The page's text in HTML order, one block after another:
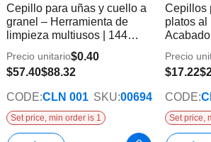
Info la
de
deseos
Cepillo para uñas y cuello a
granel – Herramienta de
limpieza multiusos | 144
$57.40$88.32
Precio unitario$0.40
CODE:CLN 001 SKU:00694
Set price, min order is 1
Cepillos
platos al
$17.22
Precio
CODE:
Set price,